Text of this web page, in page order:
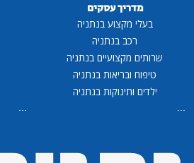
מדריך עסקים
בעלי מקצוע בנתניה
רכב בנתניה
שרותים מקצועיים בנתניה
טיפוח ובריאות בנתניה
ילדים ותינוקות בנתניה
...
...